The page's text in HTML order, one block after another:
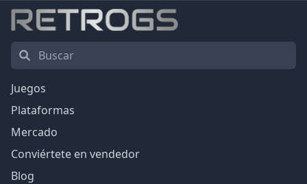
Juegos
Plataformas
Mercado
Conviértete en vendedor
Blog